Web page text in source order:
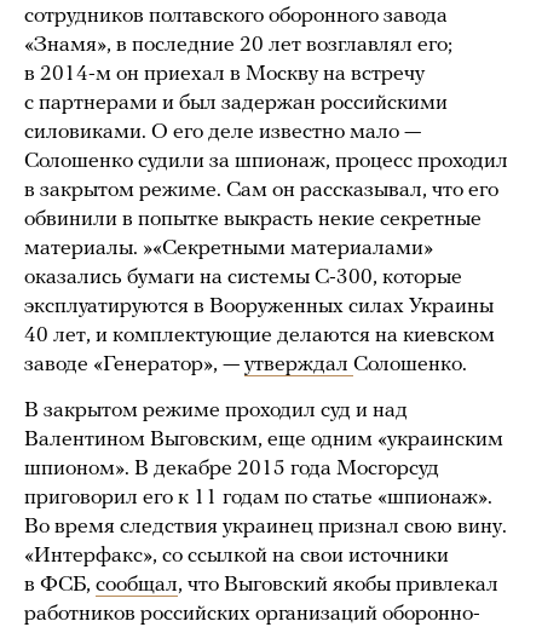
сотрудников полтавского оборонного завода
«Знамя», в последние 20 лет возглавлял его;
в 2014-м он приехал в Москву на встречу
с партнерами и был задержан российскими
силовиками. О его деле известно мало —
Солошенко судили за шпионаж, процесс проходил
в закрытом режиме. Сам он рассказывал, что его
обвинили в попытке выкрасть некие секретные
материалы. »«Секретными материалами»
оказались бумаги на системы С-300, которые
эксплуатируются в Вооруженных силах Украины
40 лет, и комплектующие делаются на киевском
заводе «Генератор», — утверждал Солошенко.
В закрытом режиме проходил суд и над
Валентином Выговским, еще одним «украинским
шпионом». В декабре 2015 года Мосгорсуд
приговорил его к 11 годам по статье «шпионаж».
Во время следствия украинец признал свою вину.
«Интерфакс», со ссылкой на свои источники
в ФСБ, сообщал, что Выговский якобы привлекал
работников российских организаций оборонно-